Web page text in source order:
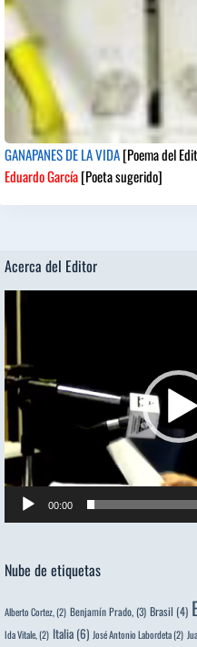
GANAPANES DE LA VIDA[Poema del
Eduardo García[Poeta sugerido]
Acerca del Editor
de
vídeo
00:00
Nube de etiquetas
Alberto Cortez, (2) Benjamín Prado,(3) Brasil (4)
Ida Vitale, (2) Italia (6) José Antonio Labordeta(2)